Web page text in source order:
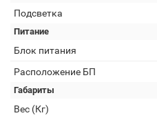
Подсветка
Питание
Блок питания
Расположение БП
Габариты
Вес (Кг)